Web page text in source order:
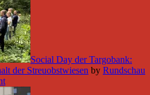
Social Day der Targobank:
der Streuobstwiesen by Rundschau